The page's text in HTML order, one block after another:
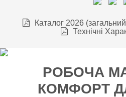
Каталог 2026
Технічні
РОБОЧА
КОМФОРТ